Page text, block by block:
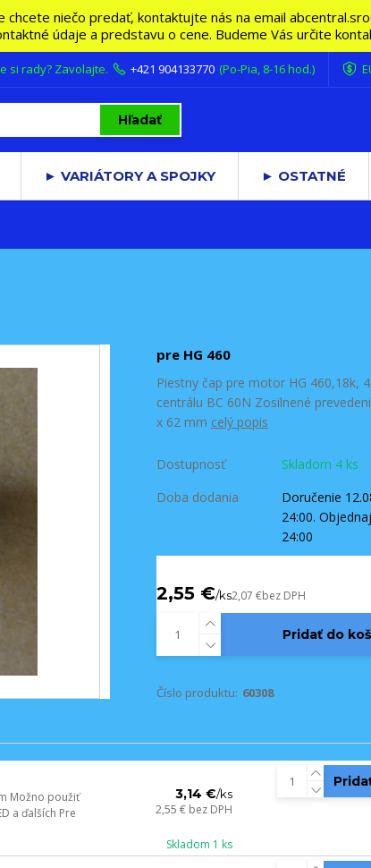
niečo predať, kontaktujte nás na email
údaje a predstavu o cene. Budeme Vás určite
Hľadať
si rady? Zavolajte. +421 904133770 (Po-Pia, 8-16 hod.)
► VARIÁTORY A SPOJKY ► OSTATNÉ
pre HG 460
Piestny čap pre motor HG 460,18k,
centrálu BC 60N Zosilnené
x 62 mm celý popis
Dostupnosť
Skladom 4 ks
Doba dodania
Doručenie
24:00.
24:00
2,55 €/ks2,07 €bez DPH
Pridať do
Číslo produktu: 60308
Možno použiť
a ďalších Pre
3,14 €/ks
2,55 € bez DPH
Skladom 1 ks